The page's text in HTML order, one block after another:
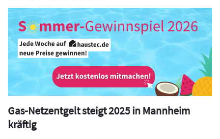
Gas-Netzentgelt steigt 2025 in Mannheim
kräftig